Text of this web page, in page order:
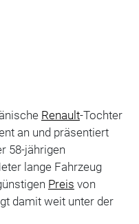
Renault-Tochter
an und präsentiert
58-jährigen
lange Fahrzeug
Preis von
damit weit unter der